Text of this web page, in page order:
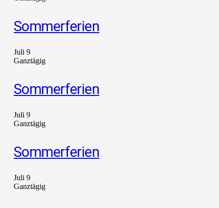
Sommerferien
Juli 9
Ganztägig
Sommerferien
Juli 9
Ganztägig
Sommerferien
Juli 9
Ganztägig